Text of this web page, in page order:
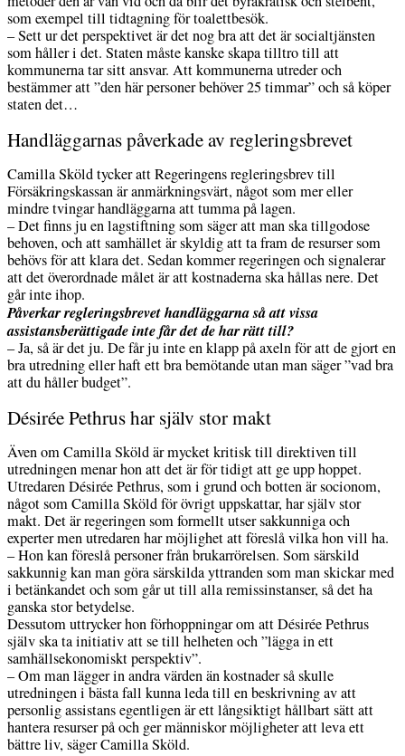
som exempel till tidtagning för toalettbesök.
– Sett ur det perspektivet är det nog bra att det är socialtjänsten
som håller i det. Staten måste kanske skapa tilltro till att
kommunerna tar sitt ansvar. Att kommunerna utreder och
bestämmer att ”den här personer behöver 25 timmar” och så köper
staten det…
Handläggarnas påverkade av regleringsbrevet
Camilla Sköld tycker att Regeringens regleringsbrev till
Försäkringskassan är anmärkningsvärt, något som mer eller
mindre tvingar handläggarna att tumma på lagen.
– Det finns ju en lagstiftning som säger att man ska tillgodose
behoven, och att samhället är skyldig att ta fram de resurser som
behövs för att klara det. Sedan kommer regeringen och signalerar
att det överordnade målet är att kostnaderna ska hållas nere. Det
går inte ihop.
Påverkar regleringsbrevet handläggarna så att vissa
assistansberättigade inte får det de har rätt till?
– Ja, så är det ju. De får ju inte en klapp på axeln för att de gjort en
bra utredning eller haft ett bra bemötande utan man säger ”vad bra
att du håller budget”.
Désirée Pethrus har själv stor makt
Även om Camilla Sköld är mycket kritisk till direktiven till
utredningen menar hon att det är för tidigt att ge upp hoppet.
Utredaren Désirée Pethrus, som i grund och botten är socionom,
något som Camilla Sköld för övrigt uppskattar, har själv stor
makt. Det är regeringen som formellt utser sakkunniga och
experter men utredaren har möjlighet att föreslå vilka hon vill ha.
– Hon kan föreslå personer från brukarrörelsen. Som särskild
sakkunnig kan man göra särskilda yttranden som man skickar med
i betänkandet och som går ut till alla remissinstanser, så det ha
ganska stor betydelse.
Dessutom uttrycker hon förhoppningar om att Désirée Pethrus
själv ska ta initiativ att se till helheten och ”lägga in ett
samhällsekonomiskt perspektiv”.
– Om man lägger in andra värden än kostnader så skulle
utredningen i bästa fall kunna leda till en beskrivning av att
personlig assistans egentligen är ett långsiktigt hållbart sätt att
hantera resurser på och ger människor möjligheter att leva ett
bättre liv, säger Camilla Sköld.